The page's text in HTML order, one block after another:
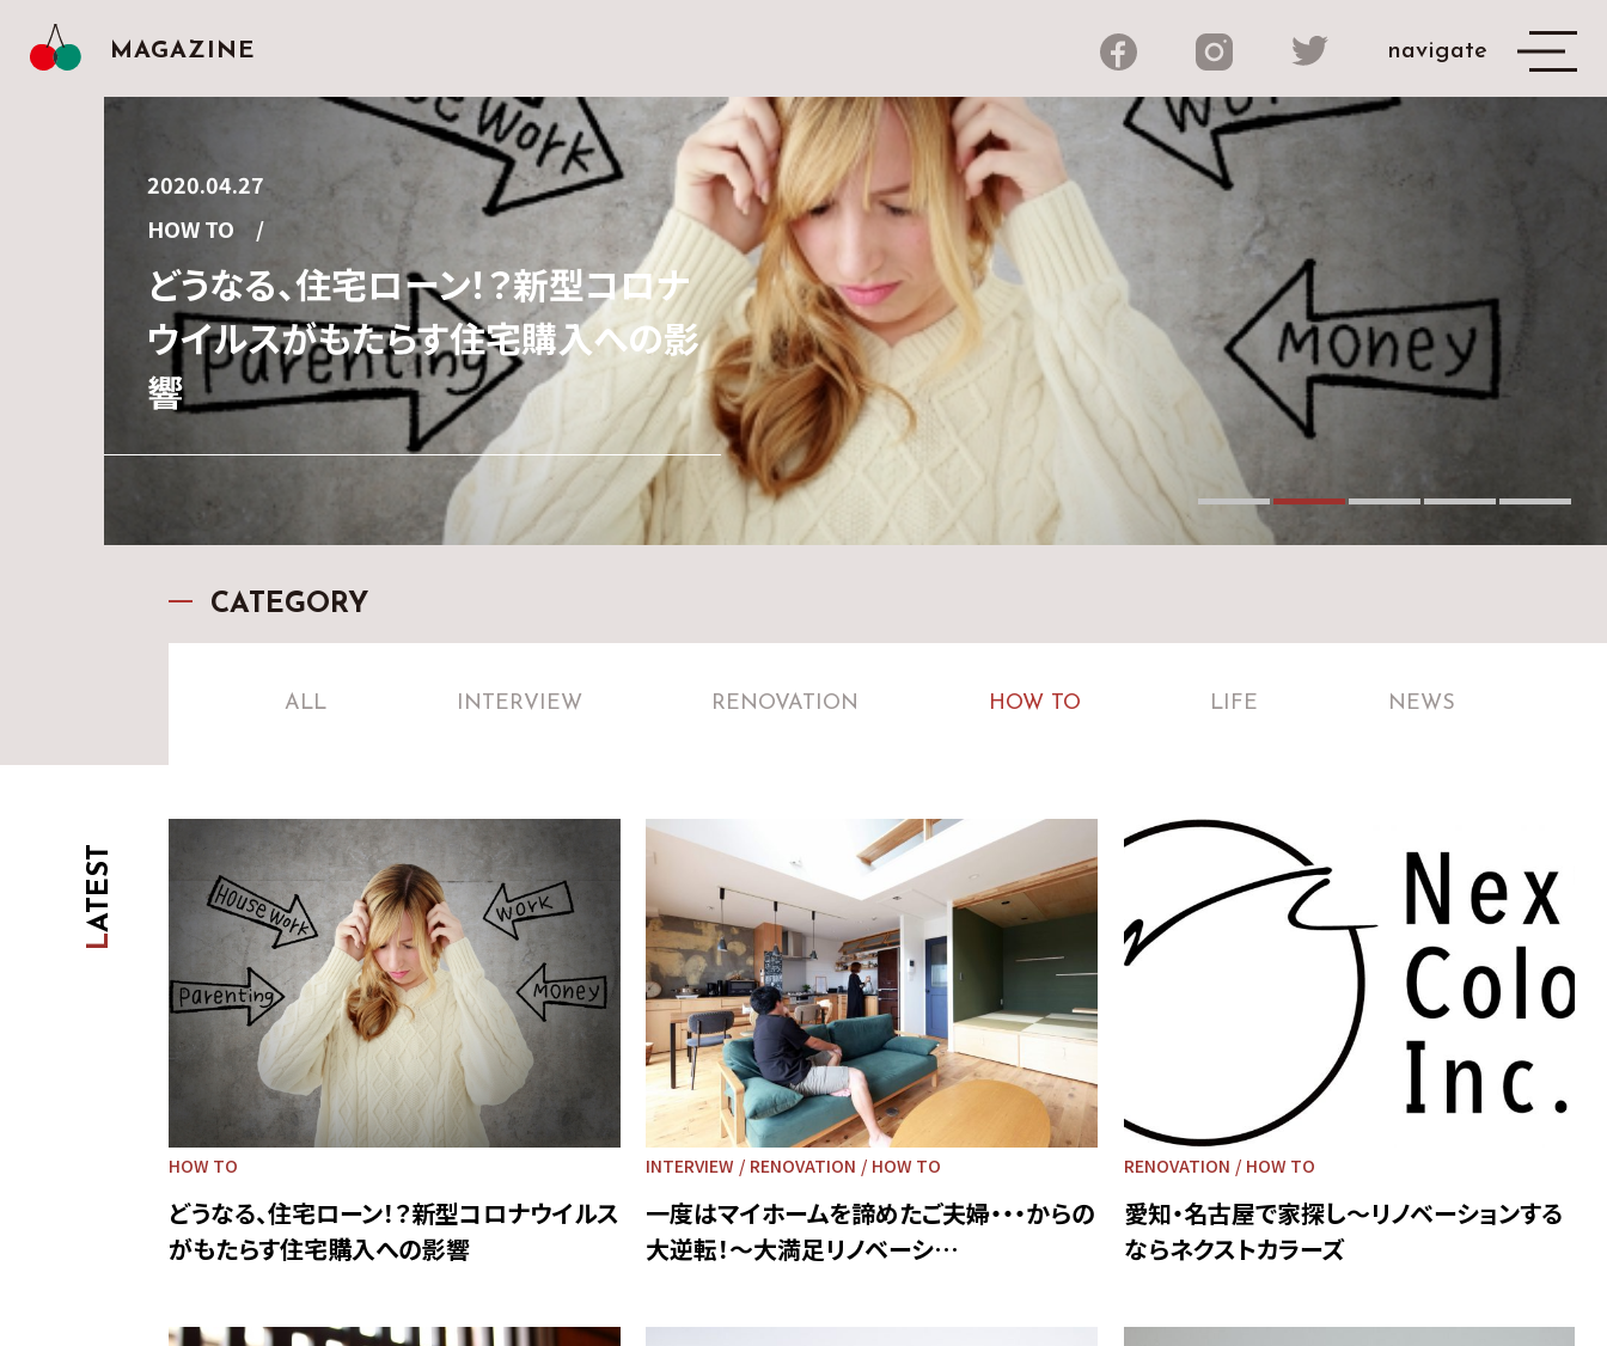
MAGAZINE navigate
2020.11.06
NEWS
私たち「ネクストカラーズ 」のオフィス
をご紹介します！
2020.04.27
HOW TO
どうなる、住宅ローン！？新型コロナ
ウイルスがもたらす住宅購入への影
響
2020.04.25
INTERVIEW
一度はマイホームを諦めたご夫婦・・・
からの大逆転！～大満足リノベーショ
ンマイホーム～
2020.04.19
RENOVATION
愛知・名古屋で家探し～リノベーショ
ンするならネクストカラーズ
2019.02.19
NEWS
窓のない部屋をひと工夫で部屋を明
るく！アイデア次第で暗い部屋に明か
りを！
CATEGORY
ALL INTERVIEW RENOVATION HOW TO LIFE NEWS
HOW TO
どうなる、住宅ローン！？新型コロナウイルス
がもたらす住宅購入への影響
INTERVIEW RENOVATION HOW TO
一度はマイホームを諦めたご夫婦・・・からの
大逆転！～大満足リノベーシ…
RENOVATION HOW TO
愛知・名古屋で家探し～リノベーションする
ならネクストカラーズ
L
ATEST